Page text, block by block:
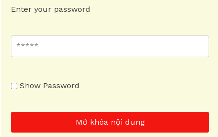
Enter your password
Show Password
Mở khóa nội dung